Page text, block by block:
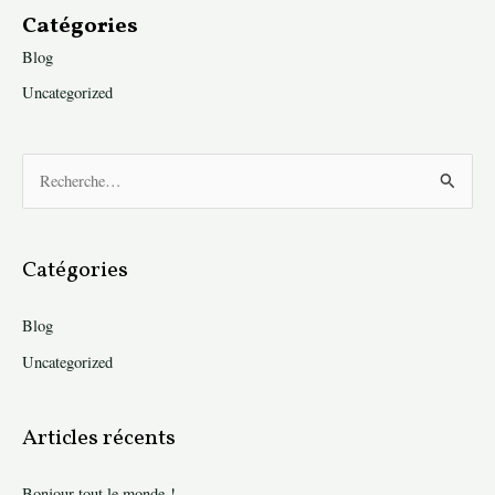
Catégories
Blog
Uncategorized
h
r
c
Catégories
Blog
Uncategorized
Articles récents